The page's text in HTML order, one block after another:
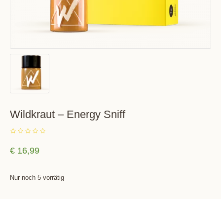
Wildkraut – Energy Sniff
€ 16,99
Nur noch 5 vorrätig